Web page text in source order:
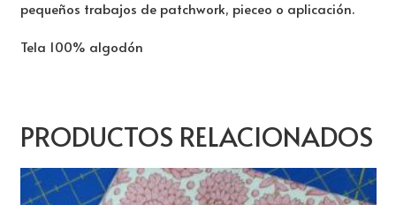
pequeños trabajos de patchwork, pieceo o aplicación.
Tela 100% algodón
PRODUCTOS RELACIONADOS